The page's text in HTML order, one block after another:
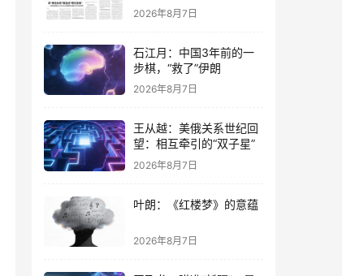
2026年8月7日
石江月：中国3年前的一
步棋，“救了”伊朗
2026年8月7日
王从越：美俄关系世纪回
望：相互牵引的“双子星”
2026年8月7日
叶朗：《红楼梦》的意蕴
2026年8月7日